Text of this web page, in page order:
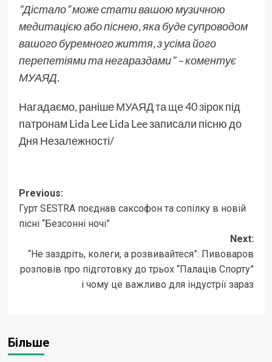
“Дістало” може стати вашою музичною
медитацією або піснею, яка буде супроводом
вашого буремного життя, з усіма його
перепетіями та негараздами” – коментує
МУАЯД.
Нагадаємо, ранішеМУАЯД та ще 40 зірокпід
патронам Lida Lee Lida Lee записали пісню до
Дня Незалежності/
Post
navigation
Previous:
Гурт SESTRA поєднав саксофон та сопілку в новій
пісні “Безсонні ночі”
Next:
“Не заздріть, колеги, а розвивайтеся”: Пивоваров
розповів про підготовку до трьох “Палаців Спорту”
і чому це важливо для індустрії зараз
Більше